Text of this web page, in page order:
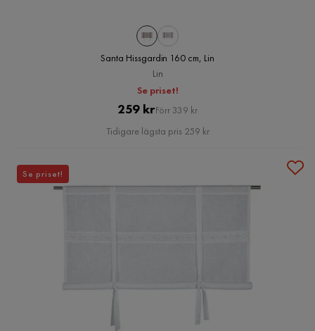
Santa Hissgardin 160 cm, Lin
Lin
Se priset!
Pris
259 krOriginal
Pris
Förr 339 kr
Tidigare lägsta pris 259 kr
Se priset!